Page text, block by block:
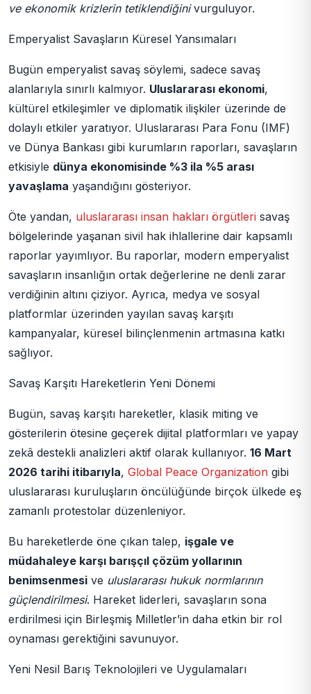
ve ekonomik krizlerin tetiklendiğinivurguluyor.
Emperyalist Savaşların Küresel Yansımaları
Bugün emperyalist savaş söylemi, sadece savaş
alanlarıyla sınırlı kalmıyor. Uluslararası ekonomi,
kültürel etkileşimler ve diplomatik ilişkiler üzerinde de
dolaylı etkiler yaratıyor. Uluslararası Para Fonu (IMF)
ve Dünya Bankası gibi kurumların raporları, savaşların
etkisiyle dünya ekonomisinde %3 ila %5 arası
yavaşlama yaşandığını gösteriyor.
Öte yandan, uluslararası insan hakları örgütleri savaş
bölgelerinde yaşanan sivil hak ihlallerine dair kapsamlı
raporlar yayımlıyor. Bu raporlar, modern emperyalist
savaşların insanlığın ortak değerlerine ne denli zarar
verdiğinin altını çiziyor. Ayrıca, medya ve sosyal
platformlar üzerinden yayılan savaş karşıtı
kampanyalar, küresel bilinçlenmenin artmasına katkı
sağlıyor.
Savaş Karşıtı Hareketlerin Yeni Dönemi
Bugün, savaş karşıtı hareketler, klasik miting ve
gösterilerin ötesine geçerek dijital platformları ve yapay
zekâ destekli analizleri aktif olarak kullanıyor. 16 Mart
2026 tarihi itibarıyla, Global Peace Organization gibi
uluslararası kuruluşların öncülüğünde birçok ülkede eş
zamanlı protestolar düzenleniyor.
Bu hareketlerde öne çıkan talep, işgale ve
müdahaleye karşı barışçıl çözüm yollarının
benimsenmesi ve uluslararası hukuk normlarının
güçlendirilmesi. Hareket liderleri, savaşların sona
erdirilmesi için Birleşmiş Milletler’in daha etkin bir rol
oynaması gerektiğini savunuyor.
Yeni Nesil Barış Teknolojileri ve Uygulamaları